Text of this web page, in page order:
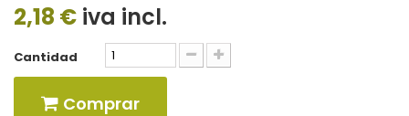
2,18 € iva incl.
Cantidad
Comprar